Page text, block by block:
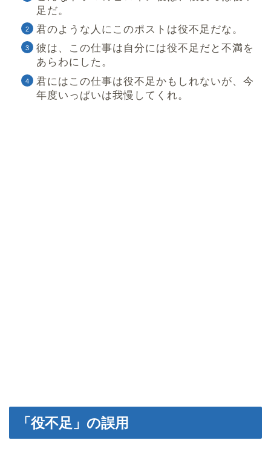
足だ。
君のような人にこのポストは役不足だな。
彼は、この仕事は自分には役不足だと不満を
あらわにした。
君にはこの仕事は役不足かもしれないが、今
年度いっぱいは我慢してくれ。
「役不足」の誤用